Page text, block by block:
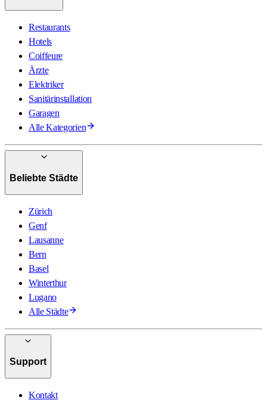
Restaurants
Hotels
Coiffeure
Ärzte
Elektriker
Sanitärinstallation
Garagen
Alle Kategorien
Beliebte Städte
Zürich
Genf
Lausanne
Bern
Basel
Winterthur
Lugano
Alle Städte
Support
Kontakt